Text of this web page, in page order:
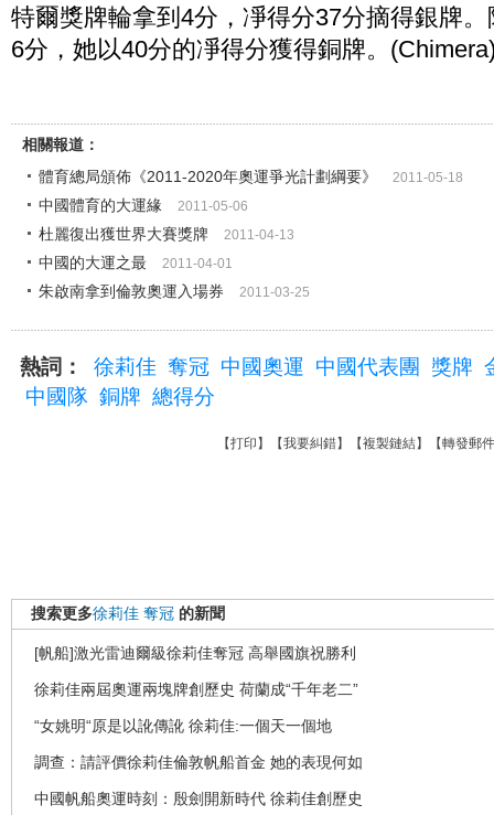
特爾獎牌輪拿到4分，凈得分37分摘得銀牌
6分，她以40分的凈得分獲得銅牌。
相關報道：
體育總局頒佈《2011-2020年奧運爭光計劃綱要》
2011-05-18
中國體育的大運緣 2011-05-06
杜麗復出獲世界大賽獎牌 2011-04-13
中國的大運之最 2011-04-01
朱啟南拿到倫敦奧運入場券 2011-03-25
熱詞： 徐莉佳 奪冠 中國奧運 中國代表團 獎牌
中國隊 銅牌 總得分
【打印 】【我要糾錯】【複製鏈結】【轉發郵件
搜索更多徐莉佳 奪冠 的新聞
[帆船]激光雷迪爾級徐莉佳奪冠 高舉國旗祝勝利
徐莉佳兩屆奧運兩塊牌創歷史 荷蘭成“千年老二”
“女姚明“原是以訛傳訛 徐莉佳:一個天一個地
調查：請評價徐莉佳倫敦帆船首金 她的表現何如
中國帆船奧運時刻：殷劍開新時代 徐莉佳創歷史